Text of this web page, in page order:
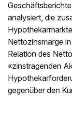
analysiert, die
Nettozinsmarge
Relation des
«zinstragenden
gegenüber den